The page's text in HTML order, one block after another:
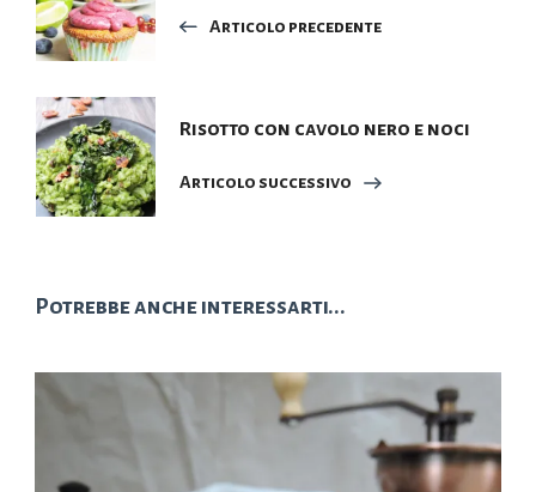
articoli
Articolo precedente
Risotto con cavolo nero e noci
Articolo successivo
Potrebbe anche interessarti...